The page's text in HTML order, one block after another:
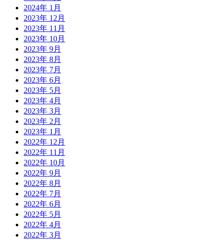
2024年 1月
2023年 12月
2023年 11月
2023年 10月
2023年 9月
2023年 8月
2023年 7月
2023年 6月
2023年 5月
2023年 4月
2023年 3月
2023年 2月
2023年 1月
2022年 12月
2022年 11月
2022年 10月
2022年 9月
2022年 8月
2022年 7月
2022年 6月
2022年 5月
2022年 4月
2022年 3月